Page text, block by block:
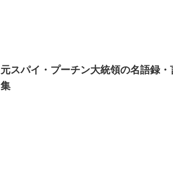
元スパイ・プーチン大統領の名語録
集